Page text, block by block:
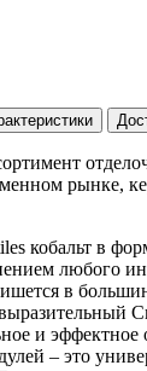
рынке,
кобальт в
любого
в
и
– это